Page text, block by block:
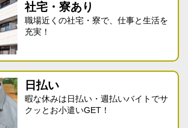
社宅・寮あり
職場近くの社宅・寮で、仕事と生活を
充実！
日払い
暇な休みは日払い・週払いバイトでサ
クッとお小遣いGET！